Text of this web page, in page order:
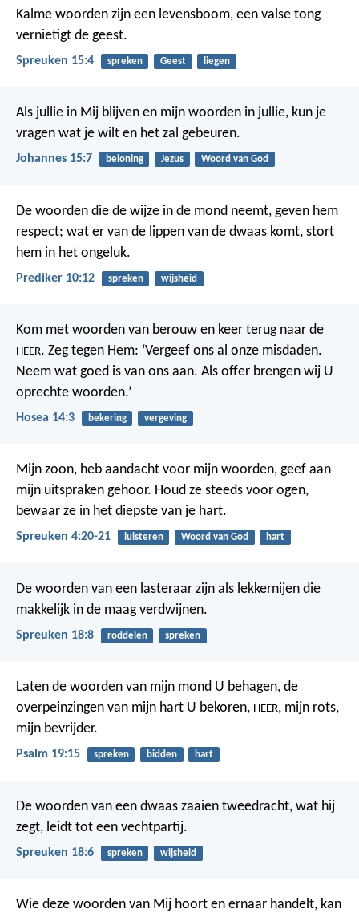
Kalme woorden zijn een levensboom, een valse tong
vernietigt de geest.
Spreuken 15:4 spreken Geest liegen
Als jullie in Mij blijven en mijn woorden in jullie, kun je
vragen wat je wilt en het zal gebeuren.
Johannes 15:7 beloning Jezus Woord van God
De woorden die de wijze in de mond neemt, geven hem
respect; wat er van de lippen van de dwaas komt, stort
hem in het ongeluk.
Prediker 10:12 spreken wijsheid
Kom met woorden van berouw en keer terug naar de
HEER. Zeg tegen Hem: ‘Vergeef ons al onze misdaden.
Neem wat goed is van ons aan. Als offer brengen wij U
oprechte woorden.’
Hosea 14:3 bekering vergeving
Mijn zoon, heb aandacht voor mijn woorden, geef aan
mijn uitspraken gehoor. Houd ze steeds voor ogen,
bewaar ze in het diepste van je hart.
Spreuken 4:20-21 luisteren Woord van God hart
De woorden van een lasteraar zijn als lekkernijen die
makkelijk in de maag verdwijnen.
Spreuken 18:8 roddelen spreken
Laten de woorden van mijn mond U behagen, de
overpeinzingen van mijn hart U bekoren, HEER, mijn rots,
mijn bevrijder.
Psalm 19:15 spreken bidden hart
De woorden van een dwaas zaaien tweedracht, wat hij
zegt, leidt tot een vechtpartij.
Spreuken 18:6 spreken wijsheid
Wie deze woorden van Mij hoort en ernaar handelt, kan